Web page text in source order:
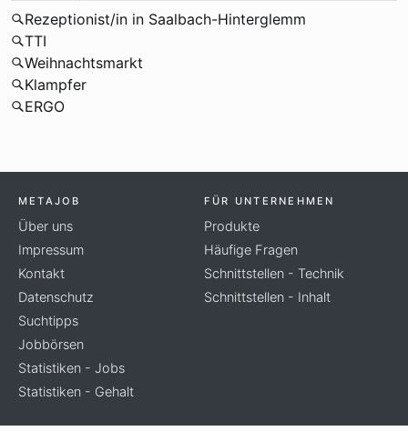
Rezeptionist/in in Saalbach-Hinterglemm
TTI
Weihnachtsmarkt
Klampfer
ERGO
METAJOB
Über uns
Impressum
Kontakt
Datenschutz
Suchtipps
Jobbörsen
Statistiken - Jobs
Statistiken - Gehalt
FÜR UNTERNEHMEN
Produkte
Häufige Fragen
Schnittstellen - Technik
Schnittstellen - Inhalt